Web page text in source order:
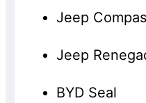
Jeep
Jeep
BYD Seal